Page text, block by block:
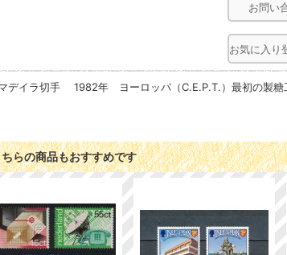
お問い
お気に入り
デイラ切手 1982年 ヨーロッパ（C.E.P.T.）最初の製糖
らの商品もおすすめです